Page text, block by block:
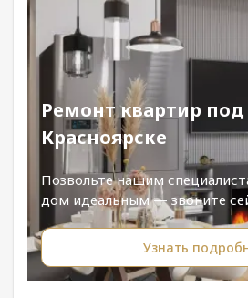
Ремонт квартир
Красноярске
Позвольте нашим
дом идеальным — звоните
Узнать